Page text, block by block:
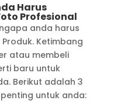
Harus
Profesional
anda harus
Ketimbang
atau membeli
baru untuk
Berikut adalah 3
untuk anda: